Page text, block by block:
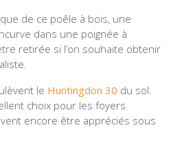
de ce poêle à bois, une
dans une poignée à
retirée si l’on souhaite obtenir
le Huntingdon 30 du sol.
choix pour les foyers
encore être appréciés sous